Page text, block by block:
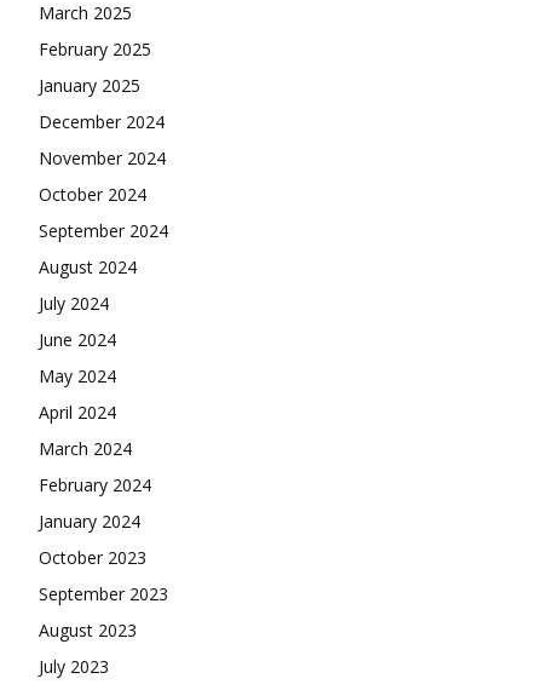
March 2025
February 2025
January 2025
December 2024
November 2024
October 2024
September 2024
August 2024
July 2024
June 2024
May 2024
April 2024
March 2024
February 2024
January 2024
October 2023
September 2023
August 2023
July 2023